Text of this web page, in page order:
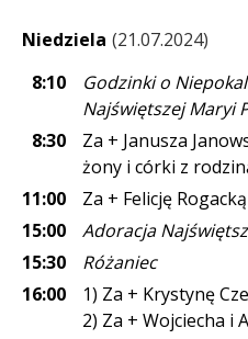
Niedziela 21.07.2024
8:10
Godzinki o
Najświętszej Maryi
8:30
Za + Janusza
żony i córki z
11:00
Za + Felicję
15:00
Adoracja
15:30
Różaniec
16:00
1) Za + Krystynę
2) Za + Wojciecha i